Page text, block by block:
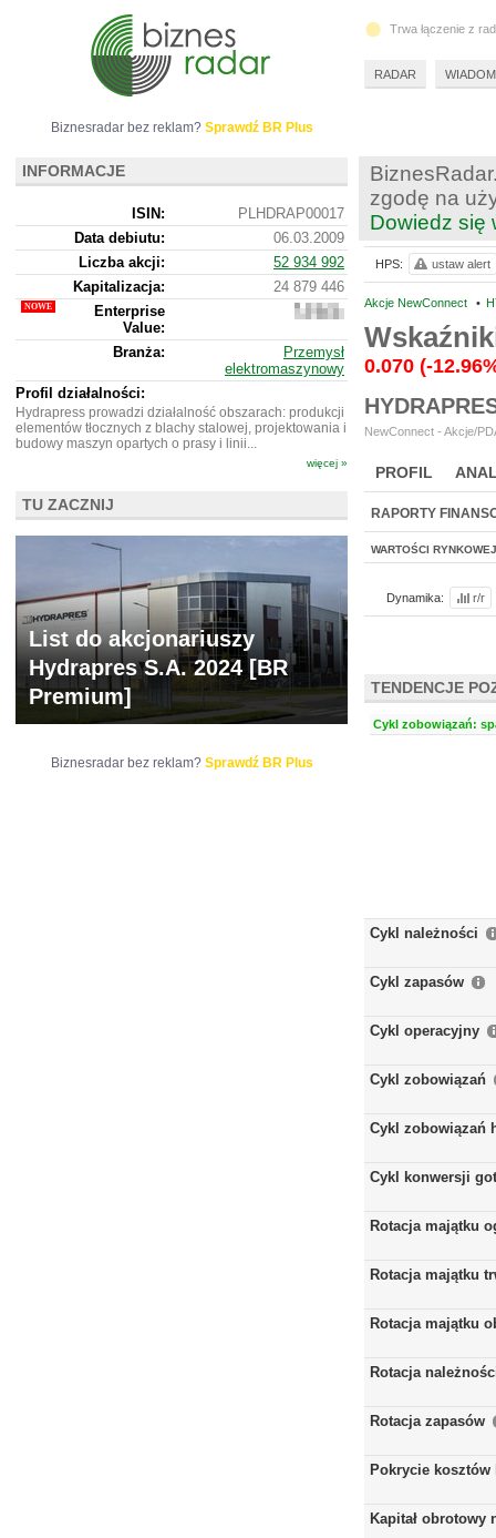
zgodę na
Dowiedz się
Akcje NewConnect •
0.070 (-
NewConnect - Akcje/
PROFIL
BR LAB
RAPORTY
WARTOŚCI RYNKOWEJ
Dynamika: r/r
TENDENCJE
Cykl zobowiązań:
Cykl należności
Cykl zapasów
Cykl operacyjny
Cykl zobowiązań
Cykl zobowiązań
Cykl konwersji
Rotacja majątku
Rotacja majątku
Rotacja majątku
Rotacja
Rotacja zapasów
Pokrycie kosztów
Kapitał obrotowy
HPS: ustaw alert
Biznesradar bez reklam? Sprawdź BR Plus
INFORMACJE
ISIN:
PLHDRAP00017
Data debiutu:
06.03.2009
Liczba akcji:
52 934 992
Kapitalizacja:
24 879 446
Enterprise
Value:
23
446
Branża:
Przemysł
elektromaszynowy
Profil działalności:
Hydrapress prowadzi działalność obszarach: produkcji
elementów tłocznych z blachy stalowej, projektowania i
budowy maszyn opartych o prasy i linii...
więcej »
TU ZACZNIJ
List do akcjonariuszy
Hydrapres S.A. 2024 [BR
Premium]
Biznesradar bez reklam? Sprawdź BR Plus
Trwa łączenie z
RADAR